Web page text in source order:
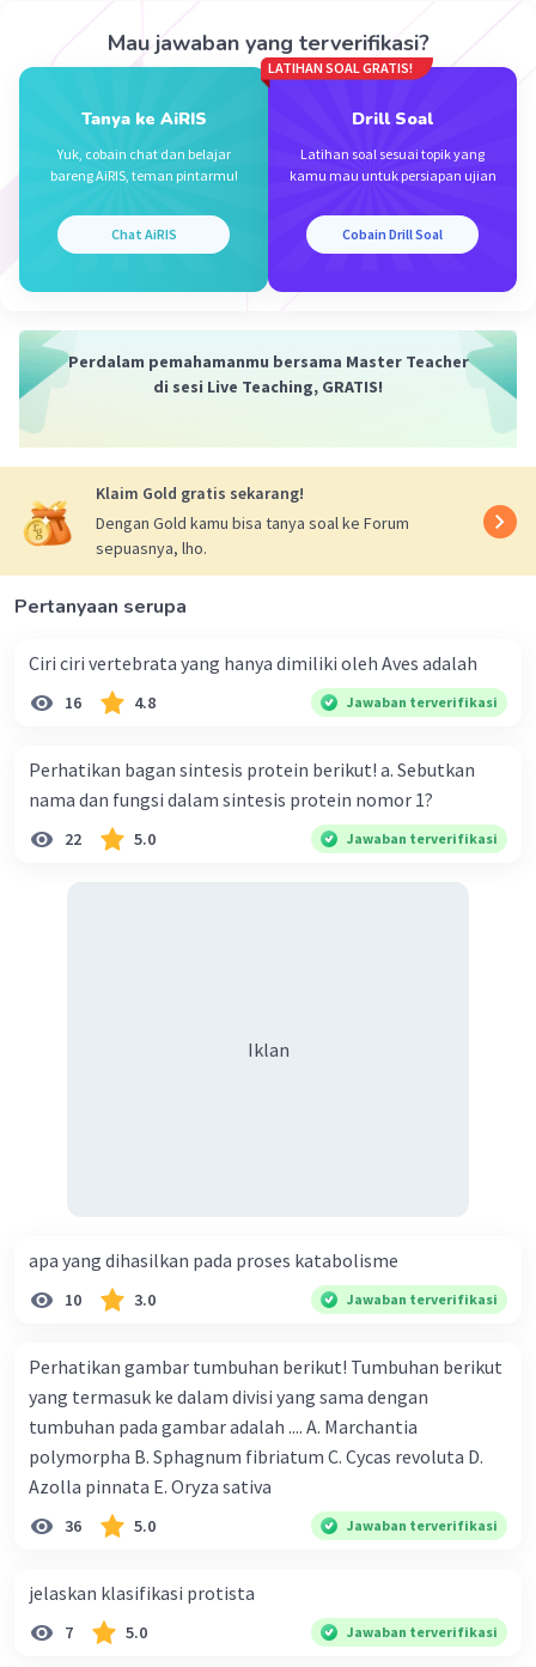
Mau jawaban yang terverifikasi?
Tanya ke AiRIS
Yuk, cobain chat dan belajar
bareng AiRIS, teman pintarmu!
Chat AiRIS
LATIHAN SOAL GRATIS!
Drill Soal
Latihan soal sesuai topik yang
kamu mau untuk persiapan ujian
Cobain Drill Soal
Perdalam pemahamanmu bersama Master Teacher
di sesi Live Teaching, GRATIS!
Klaim Gold gratis sekarang!
Dengan Gold kamu bisa tanya soal ke Forum
sepuasnya, lho.
Pertanyaan serupa
Ciri ciri vertebrata yang hanya dimiliki oleh Aves adalah
16 4.8 Jawaban terverifikasi
Perhatikan bagan sintesis protein berikut! a. Sebutkan
nama dan fungsi dalam sintesis protein nomor 1?
22 5.0 Jawaban terverifikasi
Iklan
apa yang dihasilkan pada proses katabolisme
10 3.0 Jawaban terverifikasi
Perhatikan gambar tumbuhan berikut! Tumbuhan berikut
yang termasuk ke dalam divisi yang sama dengan
tumbuhan pada gambar adalah .... A. Marchantia
polymorpha B. Sphagnum fibriatum C. Cycas revoluta D.
Azolla pinnata E. Oryza sativa
36 5.0 Jawaban terverifikasi
jelaskan klasifikasi protista
7 5.0 Jawaban terverifikasi